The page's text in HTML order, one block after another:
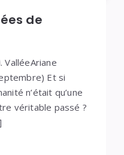
de
ValléeAriane
Et si
n’était qu’une
véritable passé ?